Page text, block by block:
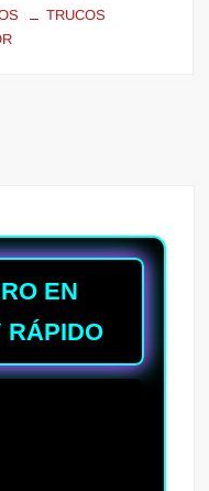
TRUCOS
EN
RÁPIDO